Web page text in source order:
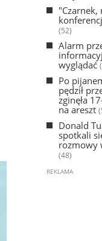
"Czarnek,
(52)
Alarm
wyglądać
Po
pędził
zginęła
na areszt
Donald
spotkali
rozmowy
(48)